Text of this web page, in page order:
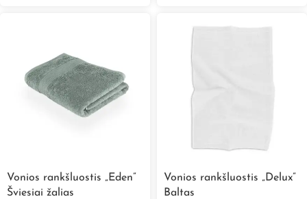
Vonios rankšluostis „Eden”
Šviesiai žalias
Vonios rankšluostis „Delux”
Baltas